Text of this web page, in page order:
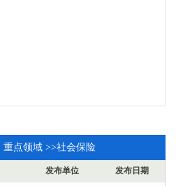
重点领域>>社会保险
发布单位 发布日期